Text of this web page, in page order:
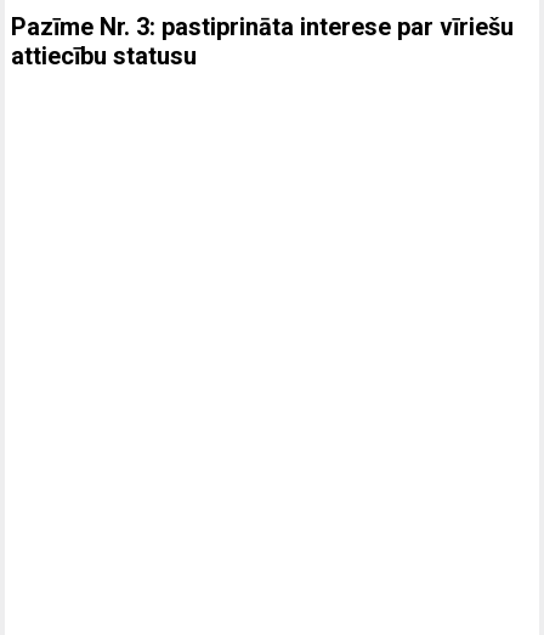
Pazīme Nr. 3: pastiprināta interese par vīriešu
attiecību statusu